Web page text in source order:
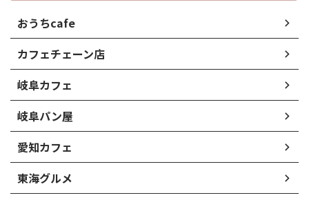
おうちcafe
カフェチェーン店
岐阜カフェ
岐阜パン屋
愛知カフェ
東海グルメ